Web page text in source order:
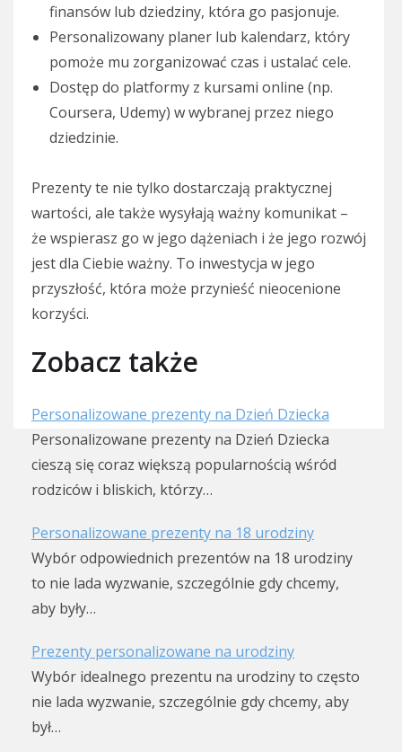
finansów lub dziedziny, która go pasjonuje.
Personalizowany planer lub kalendarz, który
pomoże mu zorganizować czas i ustalać cele.
Dostęp do platformy z kursami online (np.
Coursera, Udemy) w wybranej przez niego
dziedzinie.
Prezenty te nie tylko dostarczają praktycznej
wartości, ale także wysyłają ważny komunikat –
że wspierasz go w jego dążeniach i że jego rozwój
jest dla Ciebie ważny. To inwestycja w jego
przyszłość, która może przynieść nieocenione
korzyści.
Zobacz także
Personalizowane prezenty na Dzień Dziecka
Personalizowane prezenty na Dzień Dziecka
cieszą się coraz większą popularnością wśród
rodziców i bliskich, którzy…
Personalizowane prezenty na 18 urodziny
Wybór odpowiednich prezentów na 18 urodziny
to nie lada wyzwanie, szczególnie gdy chcemy,
aby były…
Prezenty personalizowane na urodziny
Wybór idealnego prezentu na urodziny to często
nie lada wyzwanie, szczególnie gdy chcemy, aby
był…